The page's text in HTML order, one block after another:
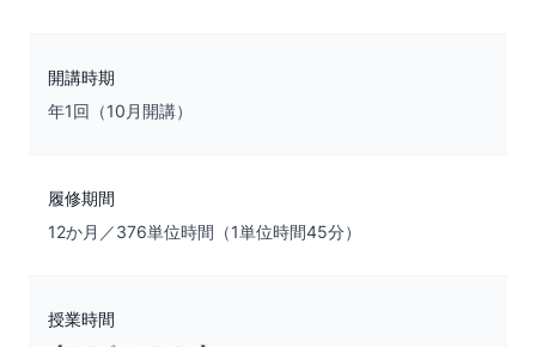
開講時期
年1回（10月開講）
履修期間
12か月／376単位時間（1単位時間45分）
授業時間